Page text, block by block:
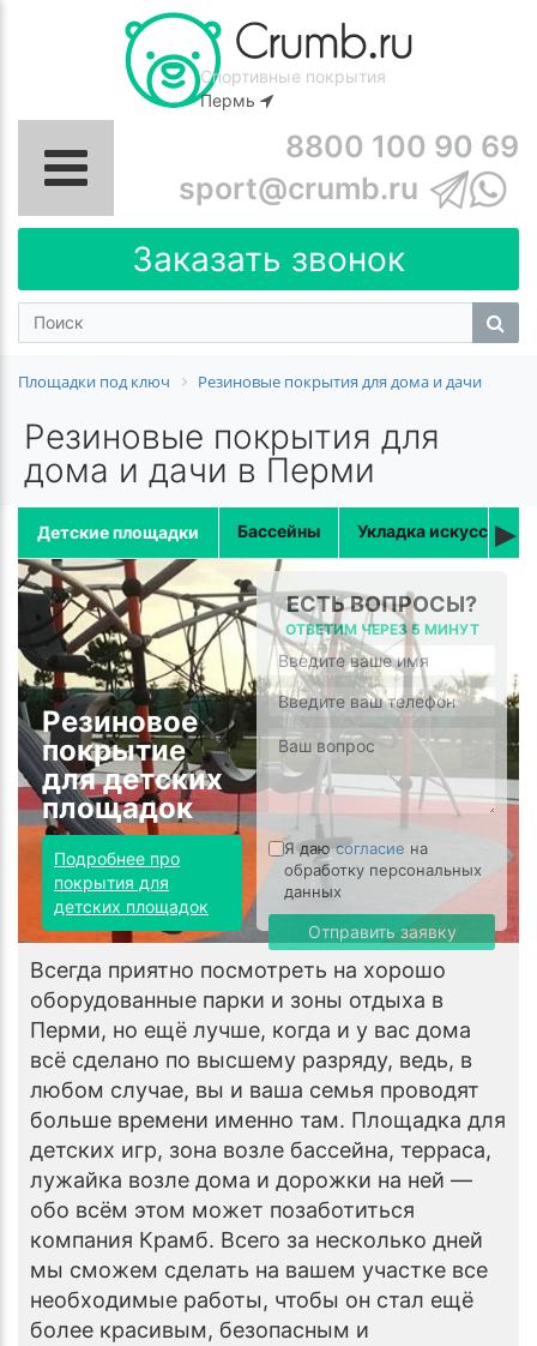
Спортивные покрытия
Пермь
8800 100 90 69
sport@crumb.ru
Заказать звонок
Площадки под ключ Резиновые покрытия для дома и дачи
Резиновые покрытия для
дома и дачи в Перми
Детские площадки Бассейны Укладка ▸
Резиновое
покрытие
для детских
площадок
Подробнее про
покрытия для
детских площадок
ЕСТЬ ВОПРОСЫ?
ОТВЕТИМ ЧЕРЕЗ 5 МИНУТ
Я даюсогласие на
обработку персональных
данных
Отправить заявку
Всегда приятно посмотреть на хорошо
оборудованные парки и зоны отдыха в
Перми, но ещё лучше, когда и у вас дома
всё сделано по высшему разряду, ведь, в
любом случае, вы и ваша семья проводят
больше времени именно там. Площадка для
детских игр, зона возле бассейна, терраса,
лужайка возле дома и дорожки на ней —
обо всём этом может позаботиться
компания Крамб. Всего за несколько дней
мы сможем сделать на вашем участке все
необходимые работы, чтобы он стал ещё
более красивым, безопасным и